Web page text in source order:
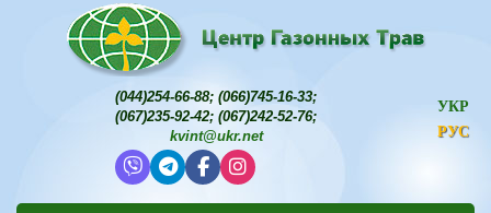
(044)254-66-88; (066)745-16-33;
(067)235-92-42; (067)242-52-76;
kvint@ukr.net
УКР
РУС